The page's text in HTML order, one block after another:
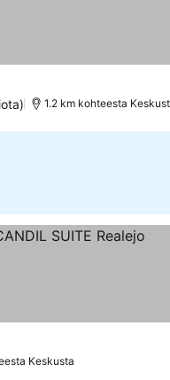
1.2 km kohteesta
Keskusta